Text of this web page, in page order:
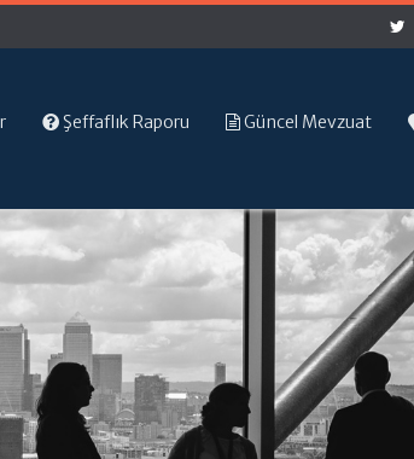
Şeffaflık Raporu Güncel Mevzuat